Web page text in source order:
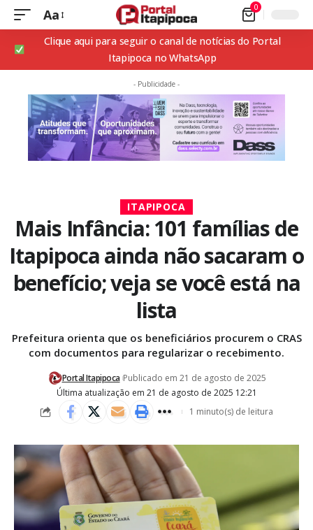
Aa 0
Clique aqui para seguir o canal de notícias do Portal
Itapipoca no WhatsApp
- Publicidade -
ITAPIPOCA
Mais Infância: 101 famílias de
Itapipoca ainda não sacaram o
benefício; veja se você está na
lista
Prefeitura orienta que os beneficiários procurem o CRAS
com documentos para regularizar o recebimento.
Última atualização em 21 de agosto de 2025 12:21
Portal Itapipoca Publicado em 21 de agosto de 2025
1 minuto(s) de leitura